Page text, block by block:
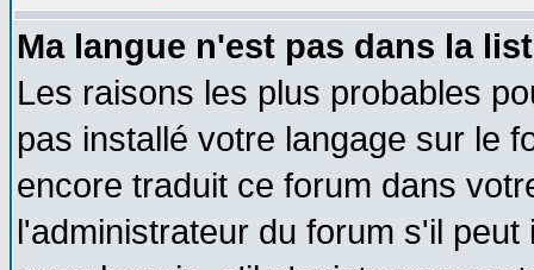
Ma langue n'est pas dans la
Les raisons les plus probables
pas installé votre langage sur le
encore traduit ce forum dans
l'administrateur du forum s'il